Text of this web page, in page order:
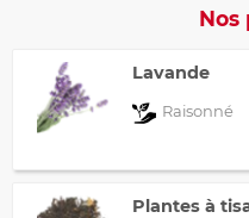
Nos
Lavande
Raisonné
Plantes à